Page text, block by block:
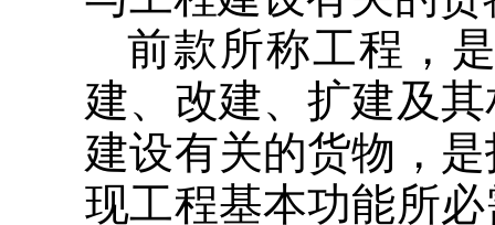
前款所称工程，
建、改建、扩建及
建设有关的货物，
现工程基本功能所